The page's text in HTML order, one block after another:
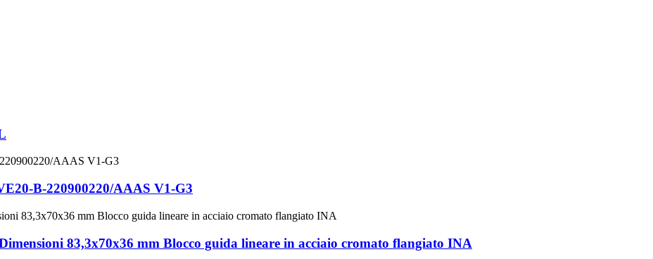
B-220900220/AAAS V1-G3
83,3x70x36 mm Blocco guida lineare in acciaio cromato flangiato INA